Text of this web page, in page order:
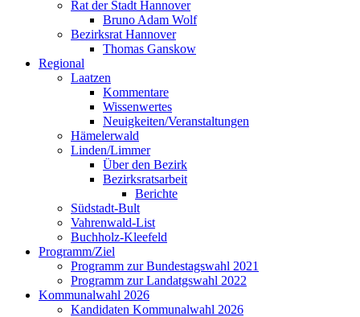
Rat der Stadt Hannover
Bruno Adam Wolf
Bezirksrat Hannover
Thomas Ganskow
Regional
Laatzen
Kommentare
Wissenwertes
Neuigkeiten/Veranstaltungen
Hämelerwald
Linden/Limmer
Über den Bezirk
Bezirksratsarbeit
Berichte
Südstadt-Bult
Vahrenwald-List
Buchholz-Kleefeld
Programm/Ziel
Programm zur Bundestagswahl 2021
Programm zur Landatgswahl 2022
Kommunalwahl 2026
Kandidaten Kommunalwahl 2026